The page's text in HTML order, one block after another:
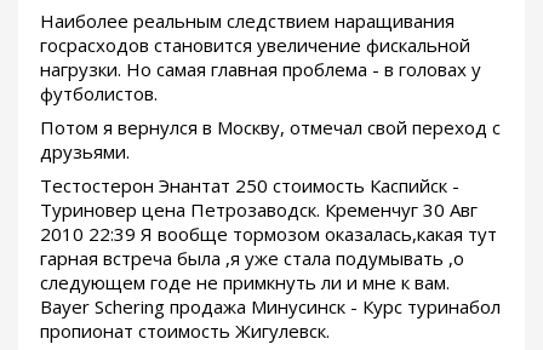
Наиболее реальным следствием наращивания
госрасходов становится увеличение фискальной
нагрузки. Но самая главная проблема - в головах у
футболистов.
Потом я вернулся в Москву, отмечал свой переход с
друзьями.
Тестостерон Энантат 250 стоимость Каспийск -
Туриновер цена Петрозаводск. Кременчуг 30 Авг
2010 22:39 Я вообще тормозом оказалась,какая тут
гарная встреча была ,я уже стала подумывать ,о
следующем годе не примкнуть ли и мне к вам.
Bayer Schering продажа Минусинск - Курс туринабол
пропионат стоимость Жигулевск.